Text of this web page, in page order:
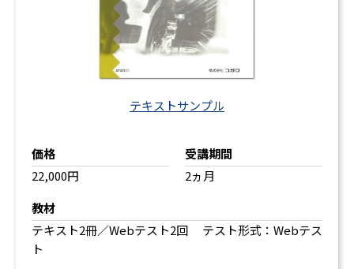
テキストサンプル
価格
22,000円
受講期間
2ヵ月
教材
テキスト2冊／Webテスト2回 テスト形式：Webテス
ト